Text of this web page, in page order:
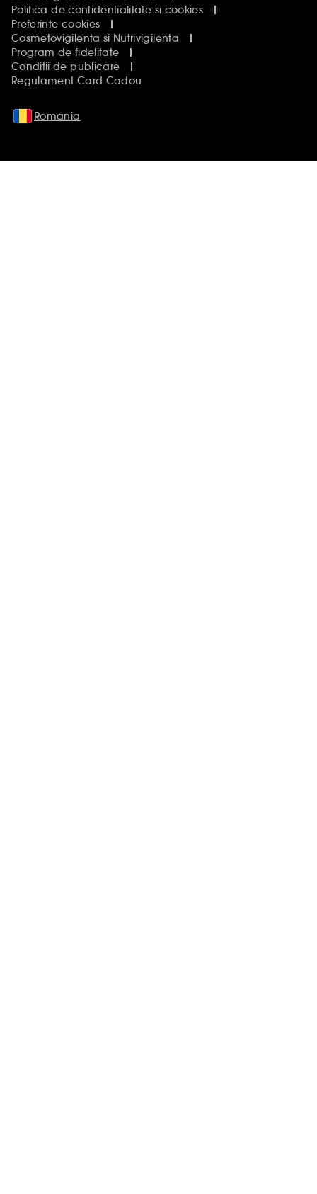
Politica de confidentialitate si cookies
Preferinte cookies
Cosmetovigilenta si Nutrivigilenta
Program de fidelitate
Conditii de publicare
Regulament Card Cadou
Romania